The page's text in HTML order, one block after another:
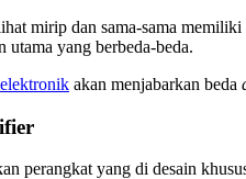
mirip dan sama-sama
yang berbeda-beda.
akan menjabarkan beda
perangkat yang di desain